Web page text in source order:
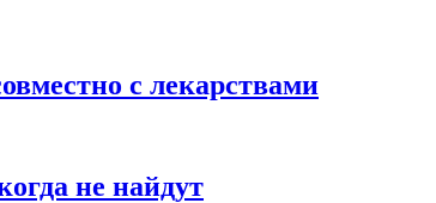
с лекарствами
не найдут